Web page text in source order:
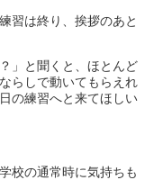
習は終り、挨拶のあと
」と聞くと、ほとんど
らしで動いてもらえれ
の練習へと来てほしい
校の通常時に気持ちも